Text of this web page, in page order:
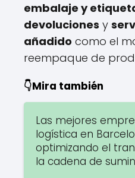
embalaje y
devoluciones y
añadido como el
reempaque de
👇Mira también
Las mejores
logística en
optimizando el
la cadena de